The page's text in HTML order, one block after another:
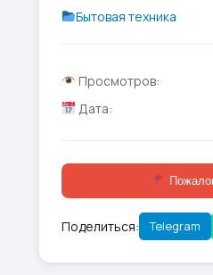
Бытовая техника
Просмотров:
Дата:
Поделиться: Telegram